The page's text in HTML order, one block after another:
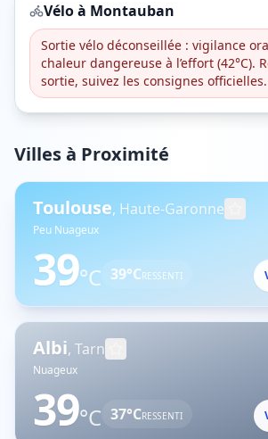
Vélo à Montauban
Sortie vélo déconseillée : vigilance
chaleur dangereuse à l’effort (42°C).
sortie, suivez les consignes officielles.
Villes à Proximité
Toulouse, Haute-Garonne
Peu Nuageux
39°C 39°CRESSENTI
Albi, Tarn
Nuageux
39°C 37°CRESSENTI